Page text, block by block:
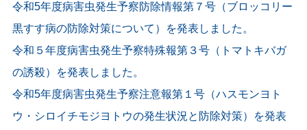
令和5年度病害虫発生予察防除情報第７号（ブロッコリー
黒すす病の防除対策について）を発表しました。
令和５年度病害虫発生予察特殊報第３号（トマトキバガ
の誘殺）を発表しました。
令和5年度病害虫発生予察注意報第１号（ハスモンヨト
ウ・シロイチモジヨトウの発生状況と防除対策）を発表